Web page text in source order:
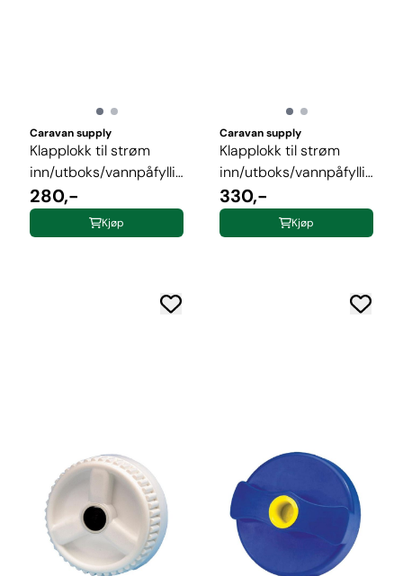
Caravan supply
Klapplokk til strøm
inn/utboks/vannpåfylling
H14 ...
280,-
Kjøp
Caravan supply
Klapplokk til strøm
inn/utboks/vannpåfylling
H14 ...
330,-
Kjøp